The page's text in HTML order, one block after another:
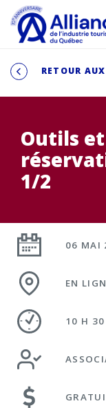
RETOUR
Outils
1/2
06 MAI
EN
10 H